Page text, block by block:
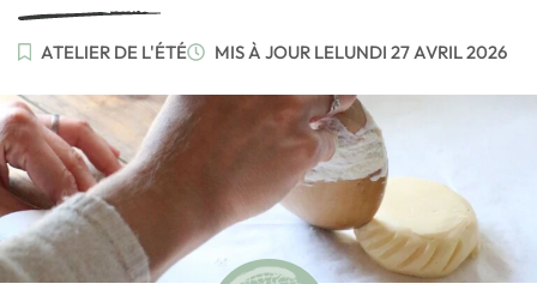
ATELIER DE L'ÉTÉ MIS À JOUR LELUNDI 27 AVRIL 2026